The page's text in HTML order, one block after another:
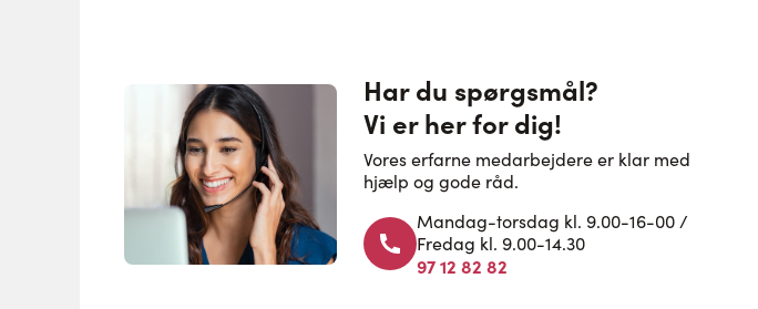
Har du spørgsmål?
Vi er her for dig!
Vores erfarne medarbejdere er klar med
hjælp og gode råd.
Mandag-torsdag kl. 9.00-16-00 /
Fredag kl. 9.00-14.30
97 12 82 82